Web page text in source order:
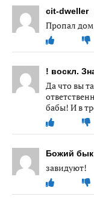
cit-dweller
Пропал
! воскл.
Да что вы
бабы! И в
Божий бык
завидуют!